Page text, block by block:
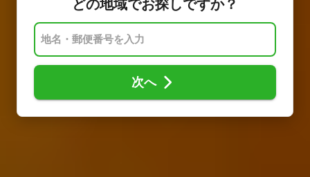
どの地域でお探しですか？
次へ